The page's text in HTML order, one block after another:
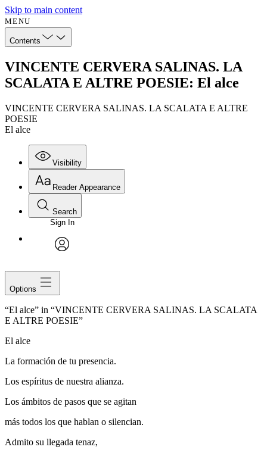
Skip to main content
MENU
Contents
VINCENTE CERVERA SALINAS. LA
SCALATA E ALTRE POESIE: El alce
VINCENTE CERVERA SALINAS. LA SCALATA E ALTRE
POESIE
El alce
Visibility
Reader Appearance
Search
Sign In
Options
“El alce” in “VINCENTE CERVERA SALINAS. LA SCALATA
E ALTRE POESIE”
El alce
La formación de tu presencia.
Los espíritus de nuestra alianza.
Los ámbitos de pasos que se agitan
más todos los que hablan o silencian.
Admito su llegada tenaz,